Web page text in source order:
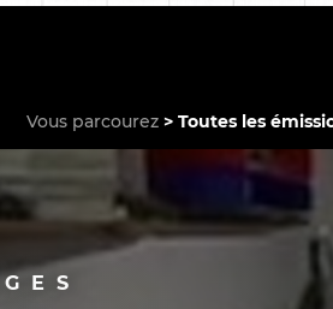
Vous parcourez Toutes les